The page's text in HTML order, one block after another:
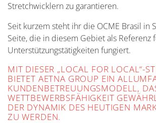
Stretchwicklern zu garantieren.
Seit kurzem steht ihr die OCME Brasil in
Seite, die in diesem Gebiet als Referenz
Unterstützungstätigkeiten fungiert.
MIT DIESER „LOCAL FOR LOCAL“-
BIETET AETNA GROUP EIN
KUNDENBETREUUNGSMODELL,
WETTBEWERBSFÄHIGKEIT
DER DYNAMIK DES HEUTIGEN
ZU WERDEN.